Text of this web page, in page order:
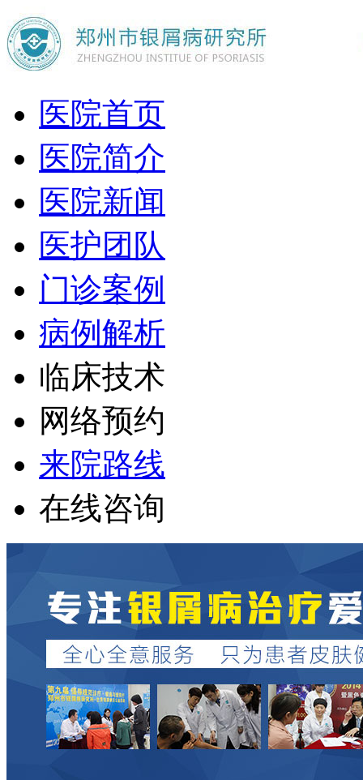
医院首页
医院简介
医院新闻
医护团队
门诊案例
病例解析
临床技术
网络预约
来院路线
在线咨询